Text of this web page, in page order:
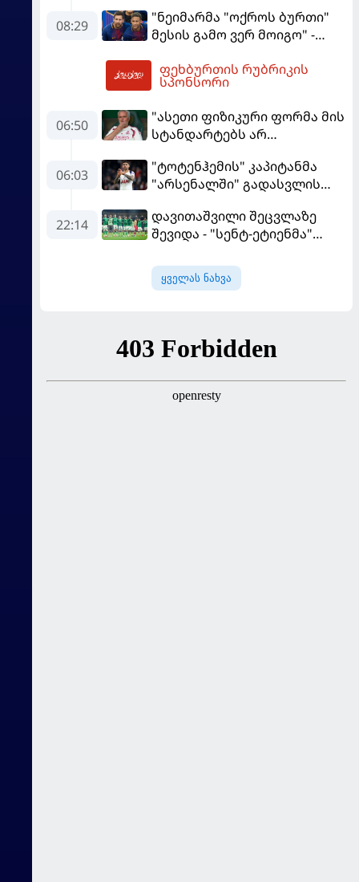
08:29
"ნეიმარმა "ოქროს ბურთი"
მესის გამო ვერ მოიგო" -
აგენტი
ფეხბურთის რუბრიკის
სპონსორი
06:50
"ასეთი ფიზიკური ფორმა მის
სტანდარტებს არ
"რეალის" ახალწვეული
გააკრიტიკა
06:03
"ტოტენჰემის" კაპიტანმა
"არსენალში" გადასვლის
22:14
დავითაშვილი შეცვლაზე
შევიდა - "სენტ-ეტიენმა"
ყველას ნახვა